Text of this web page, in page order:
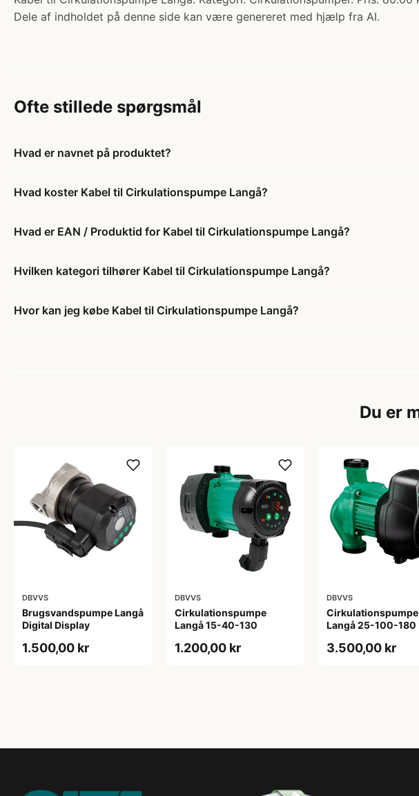
Dele af indholdet på denne side kan være genereret med hjælp fra AI.
Ofte stillede spørgsmål
Hvad er navnet på produktet?
Hvad koster Kabel til Cirkulationspumpe Langå?
Hvad er EAN / Produktid for Kabel til Cirkulationspumpe Langå?
Hvilken kategori tilhører Kabel til Cirkulationspumpe Langå?
Hvor kan jeg købe Kabel til Cirkulationspumpe Langå?
Du er
DBVVS
Brugsvandspumpe Langå
Digital Display
1.500,00 kr
DBVVS
Cirkulationspumpe
Langå 15-40-130
1.200,00 kr
DBVVS
Cirkulationspumpe
Langå 25-100-180
3.500,00 kr